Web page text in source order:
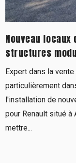
Nouveau locaux
structures
Expert dans la
particulièrement
l'installation de
pour Renault situé à
mettre...